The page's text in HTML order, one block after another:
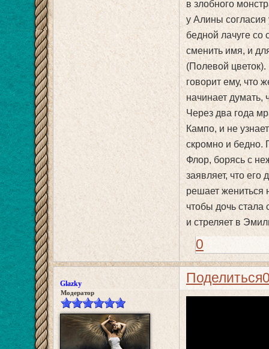
в злобного
у Алины согласия
бедной лачуге со
сменить имя, и
(Полевой
говорит ему, что
начинает
Через два года
Кампо, и не
скромно и бедно.
Флор, борясь с
заявляет, что его
решает жениться
чтобы дочь стала
и стреляет в
0
Поделиться
Glazky
Модератор